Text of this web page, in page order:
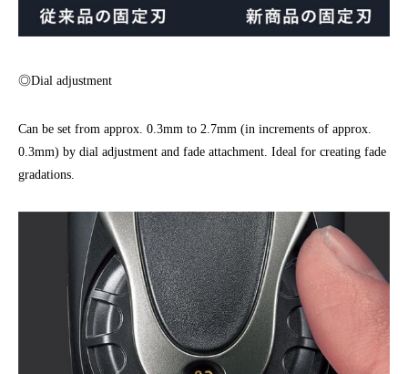
◎Dial adjustment
Can be set from approx. 0.3mm to 2.7mm (in increments of approx.
0.3mm) by dial adjustment and fade attachment. Ideal for creating fade
gradations.